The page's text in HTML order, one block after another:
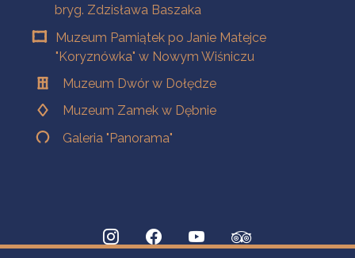
bryg. Zdzisława Baszaka
Muzeum Pamiątek po Janie Matejce
"Koryznówka" w Nowym Wiśniczu
Muzeum Dwór w Dołędze
Muzeum Zamek w Dębnie
Galeria "Panorama"